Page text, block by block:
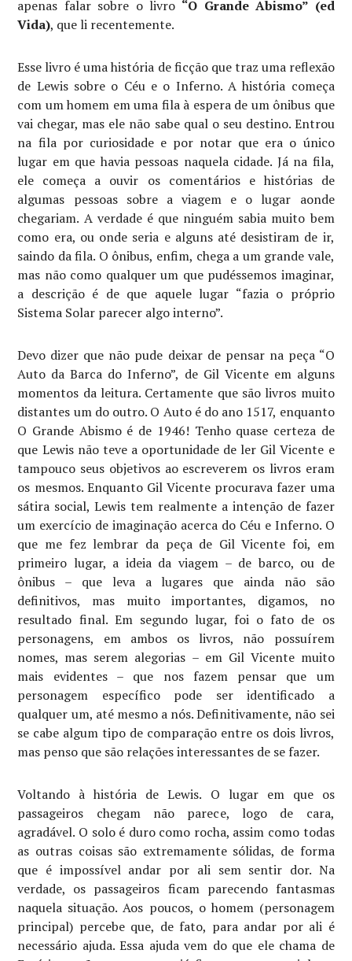
apenas falar sobre o livro “O Grande Abismo” (ed
Vida), que li recentemente.
Esse livro é uma história de ficção que traz uma reflexão
de Lewis sobre o Céu e o Inferno. A história começa
com um homem em uma fila à espera de um ônibus que
vai chegar, mas ele não sabe qual o seu destino. Entrou
na fila por curiosidade e por notar que era o único
lugar em que havia pessoas naquela cidade. Já na fila,
ele começa a ouvir os comentários e histórias de
algumas pessoas sobre a viagem e o lugar aonde
chegariam. A verdade é que ninguém sabia muito bem
como era, ou onde seria e alguns até desistiram de ir,
saindo da fila. O ônibus, enfim, chega a um grande vale,
mas não como qualquer um que pudéssemos imaginar,
a descrição é de que aquele lugar “fazia o próprio
Sistema Solar parecer algo interno”.
Devo dizer que não pude deixar de pensar na peça “O
Auto da Barca do Inferno”, de Gil Vicente em alguns
momentos da leitura. Certamente que são livros muito
distantes um do outro. O Auto é do ano 1517, enquanto
O Grande Abismo é de 1946! Tenho quase certeza de
que Lewis não teve a oportunidade de ler Gil Vicente e
tampouco seus objetivos ao escreverem os livros eram
os mesmos. Enquanto Gil Vicente procurava fazer uma
sátira social, Lewis tem realmente a intenção de fazer
um exercício de imaginação acerca do Céu e Inferno. O
que me fez lembrar da peça de Gil Vicente foi, em
primeiro lugar, a ideia da viagem – de barco, ou de
ônibus – que leva a lugares que ainda não são
definitivos, mas muito importantes, digamos, no
resultado final. Em segundo lugar, foi o fato de os
personagens, em ambos os livros, não possuírem
nomes, mas serem alegorias – em Gil Vicente muito
mais evidentes – que nos fazem pensar que um
personagem específico pode ser identificado a
qualquer um, até mesmo a nós. Definitivamente, não sei
se cabe algum tipo de comparação entre os dois livros,
mas penso que são relações interessantes de se fazer.
Voltando à história de Lewis. O lugar em que os
passageiros chegam não parece, logo de cara,
agradável. O solo é duro como rocha, assim como todas
as outras coisas são extremamente sólidas, de forma
que é impossível andar por ali sem sentir dor. Na
verdade, os passageiros ficam parecendo fantasmas
naquela situação. Aos poucos, o homem (personagem
principal) percebe que, de fato, para andar por ali é
necessário ajuda. Essa ajuda vem do que ele chama de